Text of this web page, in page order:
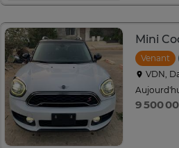
Mini
Venant
VDN,
9 500